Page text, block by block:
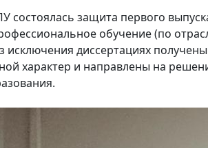
состоялась защита первого
обучение (по
исключения диссертациях
характер и направлены на